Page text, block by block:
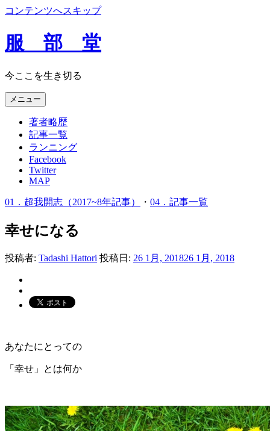
コンテンツへスキップ
服 部 堂
今ここを生き切る
メニュー
著者略歴
記事一覧
ランニング
Facebook
Twitter
MAP
01．超我開志（2017~8年記事） ・ 04．記事一覧
幸せになる
投稿者: Tadashi Hattori 投稿日: 26 1月, 201826 1月, 2018
あなたにとっての
「幸せ」とは何か